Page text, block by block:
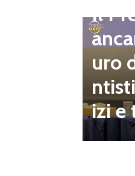
Il
uro
izi e